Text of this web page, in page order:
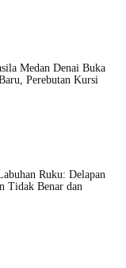
Medan Denai Buka
Perebutan Kursi
Ruku: Delapan
Tidak Benar dan